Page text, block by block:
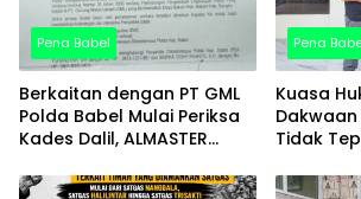
Pena Babel
Berkaitan dengan PT GML
Polda Babel Mulai Periksa
Kades Dalil, ALMASTER
Ikut Dipanggil
Pena
Kuasa
Tidak